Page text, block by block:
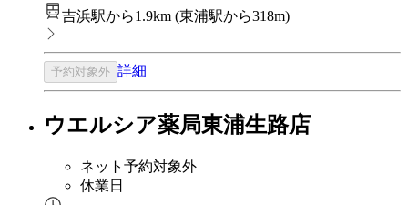
吉浜駅から1.9km (東浦駅から318m)
予約対象外 詳細
ウエルシア薬局東浦生路店
ネット予約対象外
休業日